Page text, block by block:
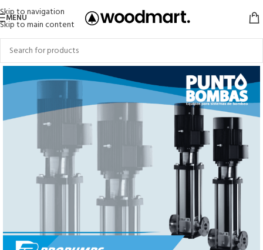
Skip to navigation
Skip to main content
MENU